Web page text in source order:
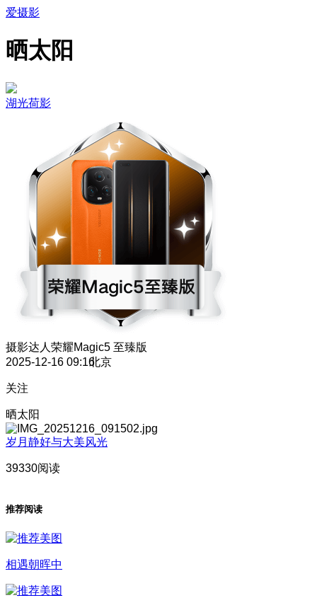
爱摄影
晒太阳
湖光荷影
摄影达人 荣耀Magic5 至臻版
2025-12-16 09:16北京
关注
晒太阳
岁月静好与大美风光
39330阅读
推荐阅读
相遇朝晖中